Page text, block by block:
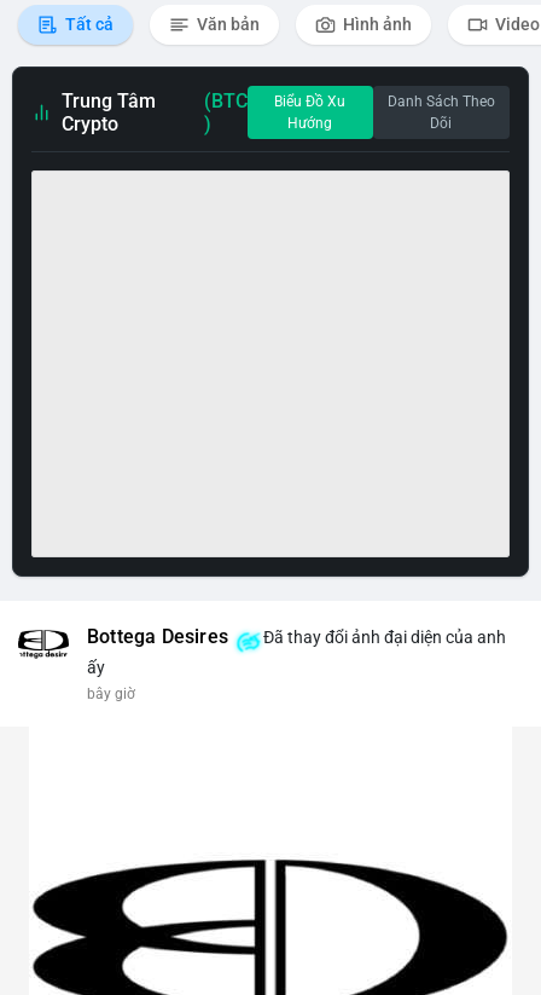
Tất cả Văn bản Hình ảnh Video
Trung Tâm
Crypto
(BTC
)
Biểu Đồ Xu
Hướng
Danh Sách Theo
Dõi
Bottega Desires
Đã thay đổi ảnh đại diện của anh
ấy
bây giờ